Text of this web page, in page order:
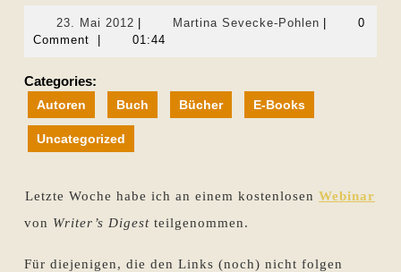
23. Mai 2012 23.
Mai
Martina Sevecke-PohlenMartina
0
Comment
01:44
Categories:
Autoren Buch Bücher E-Books
Uncategorized
Letzte Woche habe ich an einem kostenlosen Webinar
von Writer’s Digest teilgenommen.
Für diejenigen, die den Links (noch) nicht folgen